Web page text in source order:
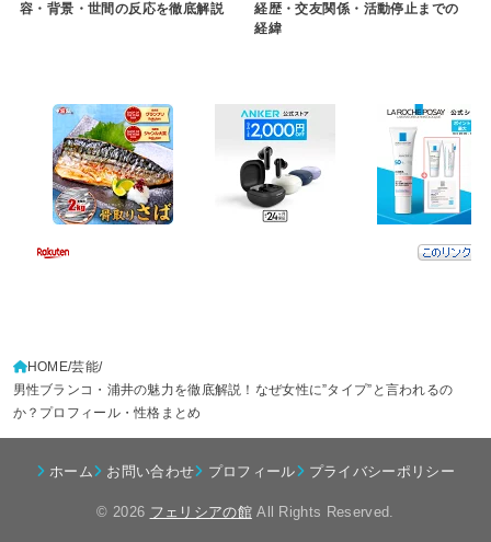
容・背景・世間の反応を徹底解説
経歴・交友関係・活動停止までの
経緯
HOME 芸能
男性ブランコ・浦井の魅力を徹底解説！なぜ女性に”タイプ”と言われるの
か？プロフィール・性格まとめ
ホーム お問い合わせ プロフィール プライバシーポリシー
© 2026 フェリシアの館All Rights Reserved.